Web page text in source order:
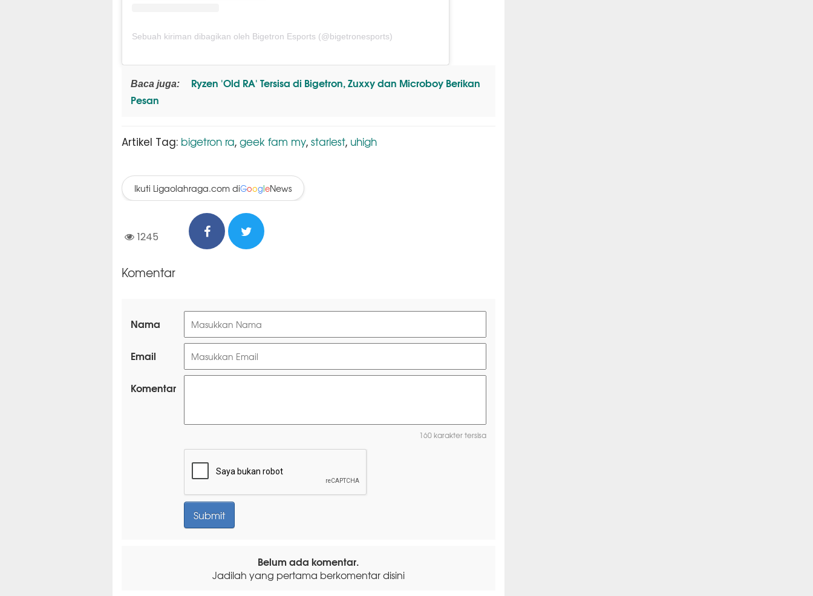
Sebuah kiriman dibagikan oleh Bigetron Esports (@bigetronesports)
Baca juga:
Ryzen 'Old RA' Tersisa di Bigetron, Zuxxy dan Microboy Berikan
Pesan
Artikel Tag: bigetron ra, geek fam my, starlest, uhigh
Ikuti Ligaolahraga.com diGoogleNews
1245
Komentar
Nama
Email
Komentar
160 karakter tersisa
Belum ada komentar.
Jadilah yang pertama berkomentar disini